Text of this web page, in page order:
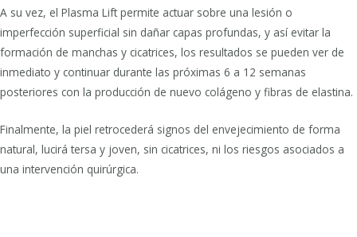
A su vez, el Plasma Lift permite actuar sobre una lesión o
imperfección superficial sin dañar capas profundas, y así evitar la
formación de manchas y cicatrices, los resultados se pueden ver de
inmediato y continuar durante las próximas 6 a 12 semanas
posteriores con la producción de nuevo colágeno y fibras de elastina.
Finalmente, la piel retrocederá signos del envejecimiento de forma
natural, lucirá tersa y joven, sin cicatrices, ni los riesgos asociados a
una intervención quirúrgica.